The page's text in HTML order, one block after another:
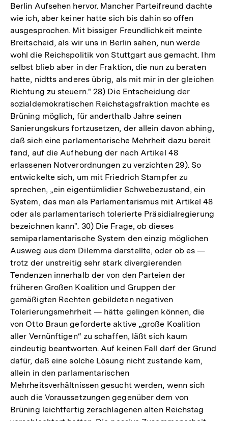
Berlin Aufsehen hervor. Mancher Parteifreund dachte
wie ich, aber keiner hatte sich bis dahin so offen
ausgesprochen. Mit bissiger Freundlichkeit meinte
Breitscheid, als wir uns in Berlin sahen, nun werde
wohl die Reichspolitik von Stuttgart aus gemacht. Ihm
selbst blieb aber in der Fraktion, die nun zu beraten
hatte, nidtts anderes übrig, als mit mir in der gleichen
Richtung zu steuern." 28) Die Entscheidung der
sozialdemokratischen Reichstagsfraktion machte es
Brüning möglich, für anderthalb Jahre seinen
Sanierungskurs fortzusetzen, der allein davon abhing,
daß sich eine parlamentarische Mehrheit dazu bereit
fand, auf die Aufhebung der nach Artikel 48
erlassenen Notverordnungen zu verzichten 29). So
entwickelte sich, um mit Friedrich Stampfer zu
sprechen, „ein eigentümlidier Schwebezustand, ein
System, das man als Parlamentarismus mit Artikel 48
oder als parlamentarisch tolerierte Präsidialregierung
bezeichnen kann". 30) Die Frage, ob dieses
semiparlamentarische System den einzig möglichen
Ausweg aus dem Dilemma darstellte, oder ob es —
trotz der unstreitig sehr stark divergierenden
Tendenzen innerhalb der von den Parteien der
früheren Großen Koalition und Gruppen der
gemäßigten Rechten gebildeten negativen
Tolerierungsmehrheit — hätte gelingen können, die
von Otto Braun geforderte aktive „große Koalition
aller Vernünftigen“ zu schaffen, läßt sich kaum
eindeutig beantworten. Auf keinen Fall darf der Grund
dafür, daß eine solche Lösung nicht zustande kam,
allein in den parlamentarischen
Mehrheitsverhältnissen gesucht werden, wenn sich
auch die Voraussetzungen gegenüber dem von
Brüning leichtfertig zerschlagenen alten Reichstag